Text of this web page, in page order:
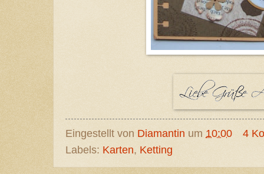
Eingestellt von Diamantin um 10:00
4
Labels: Karten, Ketting